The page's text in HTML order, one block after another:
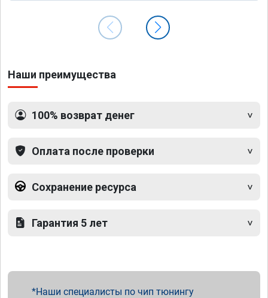
Наши преимущества
100% возврат денег
Оплата после проверки
Сохранение ресурса
Гарантия 5 лет
Наши специалисты по чип тюнингу